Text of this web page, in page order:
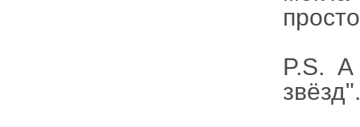
P.S.
звёзд".